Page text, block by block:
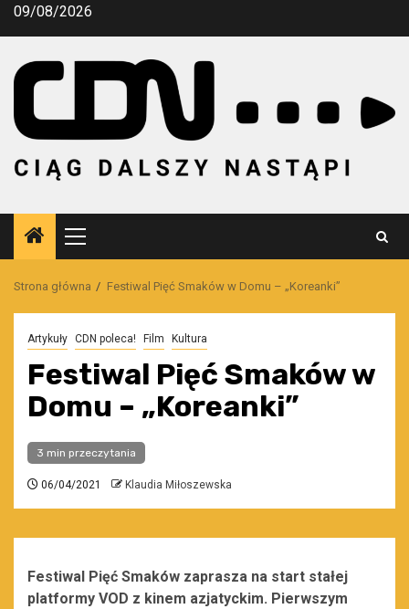
Przejdź
09/08/2026
Menu
główne
Strona główna Festiwal Pięć Smaków w Domu – „Koreanki”
Artykuły CDN poleca! Film Kultura
Festiwal Pięć Smaków w
Domu – „Koreanki”
3 min przeczytania
06/04/2021 Klaudia Miłoszewska
Festiwal Pięć Smaków zaprasza na start stałej
platformy VOD z kinem azjatyckim. Pierwszym